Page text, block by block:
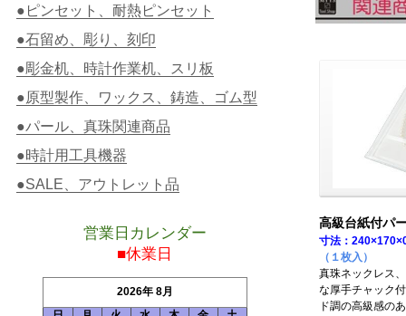
高級台紙付パ
寸法：
（１枚入）
真珠ネックレス
な厚手チャック
ド調の高級感の
●ピンセット、耐熱ピンセット
●石留め、彫り、刻印
●彫金机、時計作業机、スリ板
●原型製作、ワックス、鋳造、ゴム型
●パール、真珠関連商品
●時計用工具機器
●SALE、アウトレット品
営業日カレンダー
■休業日
2026年 8月